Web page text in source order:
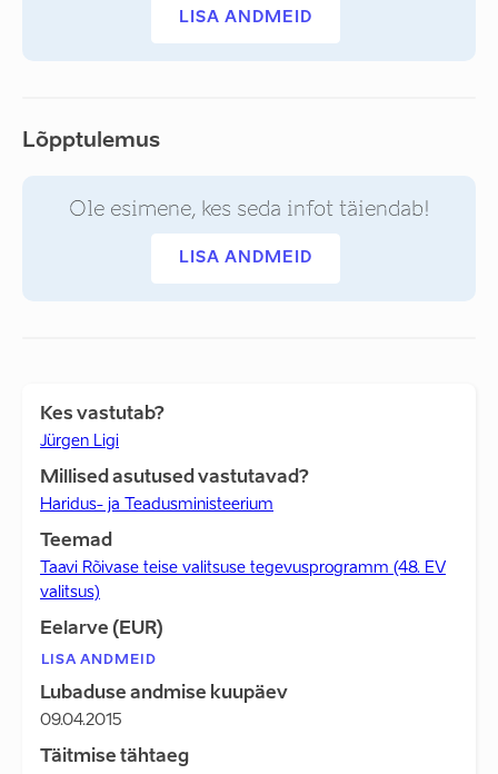
LISA ANDMEID
Lõpptulemus
Ole esimene, kes seda infot täiendab!
LISA ANDMEID
Kes vastutab?
Jürgen Ligi
Millised asutused vastutavad?
Haridus- ja Teadusministeerium
Teemad
Taavi Rõivase teise valitsuse tegevusprogramm (48. EV
valitsus)
Eelarve (EUR)
LISA ANDMEID
Lubaduse andmise kuupäev
09.04.2015
Täitmise tähtaeg